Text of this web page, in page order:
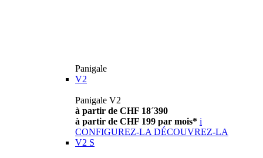
Panigale
V2
Panigale V2
à partir de CHF 18´390
à partir de CHF 199 par mois* i
CONFIGUREZ-LA DÉCOUVREZ-LA
V2 S